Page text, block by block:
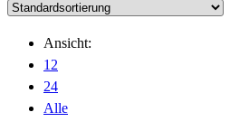
Ansicht:
12
24
Alle